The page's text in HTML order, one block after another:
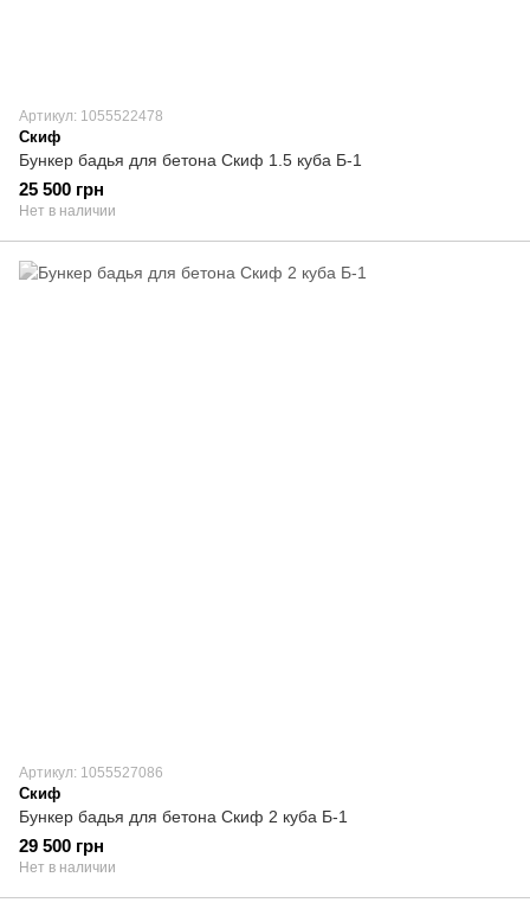
Артикул: 1055522478
Скиф
Бункер бадья для бетона Скиф 1.5 куба Б-1
25 500 грн
Нет в наличии
Артикул: 1055527086
Скиф
Бункер бадья для бетона Скиф 2 куба Б-1
29 500 грн
Нет в наличии